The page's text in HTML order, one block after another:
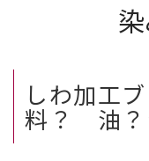
しわ加工
料？ 油？